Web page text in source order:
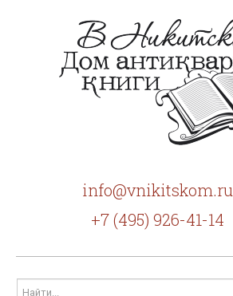
info@vnikitskom.ru
+7 (495) 926-41-14